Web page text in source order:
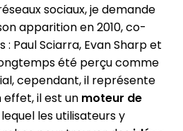
sociaux, je demande
apparition en 2010, co-
Paul Sciarra, Evan Sharp et
été perçu comme
cependant, il représente
effet, il est un moteur de
les utilisateurs y